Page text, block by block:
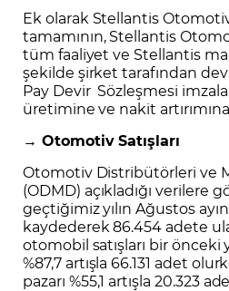
Ek olarak Stellantis Otomotiv
tamamının, Stellantis
tüm faaliyet ve Stellantis
şekilde şirket tarafından
Pay Devir Sözleşmesi
üretimine ve nakit
→ Otomotiv Satışları
Otomotiv Distribütörleri ve
(ODMD) açıkladığı verilere
geçtiğimiz yılın Ağustos
kaydederek 86.454 adete
otomobil satışları bir önceki
%87,7 artışla 66.131 adet
pazarı %55,1 artışla 20.323